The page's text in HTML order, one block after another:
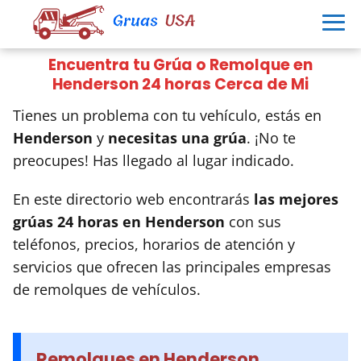
Encuentra tu Grúa o Remolque en
Henderson 24 horas Cerca de Mi
Tienes un problema con tu vehículo, estás en
Henderson y necesitas una grúa. ¡No te
preocupes! Has llegado al lugar indicado.
En este directorio web encontrarás las mejores
grúas 24 horas en Henderson con sus
teléfonos, precios, horarios de atención y
servicios que ofrecen las principales empresas
de remolques de vehículos.